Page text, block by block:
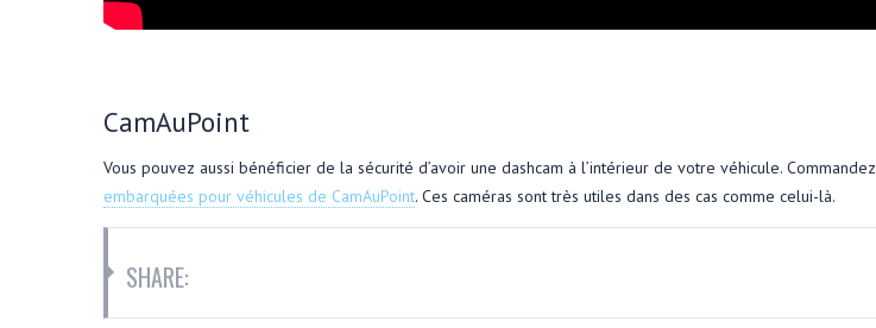
CamAuPoint
Vous pouvez aussi bénéficier de la sécurité d’avoir une dashcam à l’intérieur de votre véhicule. Commandez
embarquées pour véhicules de CamAuPoint. Ces caméras sont très utiles dans des cas comme celui-là.
SHARE: